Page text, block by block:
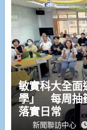
敏實科大全
學」 每周抽
落實日常
新聞聯訪中心